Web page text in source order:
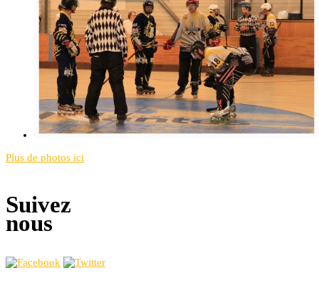
Plus de photos ici
Suivez
nous